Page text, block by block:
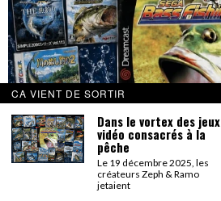
CA VIENT DE SORTIR
Dans le vortex des jeux
vidéo consacrés à la
pêche
Le 19 décembre 2025, les
créateurs Zeph & Ramo
jetaient